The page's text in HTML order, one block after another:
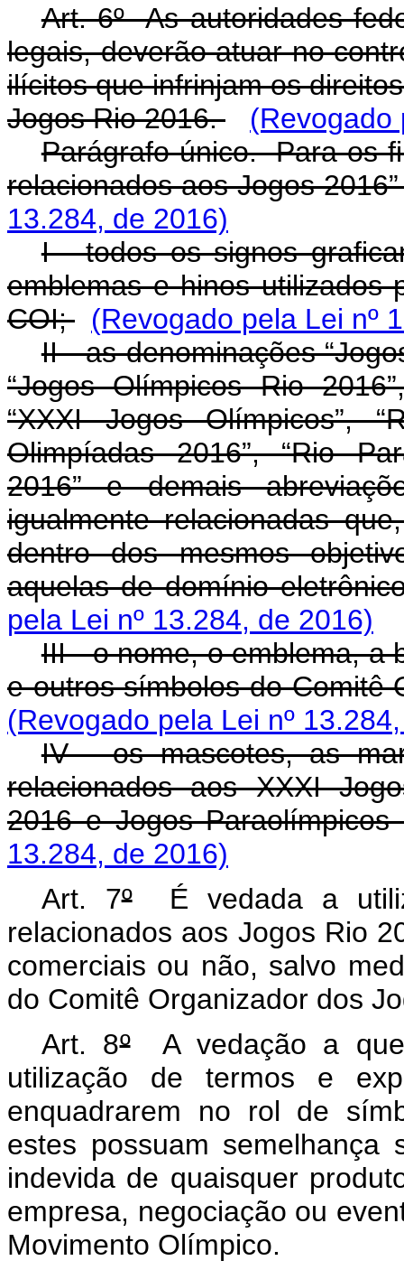
Art. 6º As autoridades
legais, deverão atuar no
ilícitos que infrinjam os
Jogos Rio 2016.
(Revogado
Parágrafo único. Para os
relacionados aos Jogos
13.284, de 2016)
I - todos os signos
emblemas e hinos utilizados
COI; (Revogado pela Lei nº
II - as denominações
“Jogos Olímpicos Rio
“XXXI Jogos Olímpicos”,
Olimpíadas 2016”, “Rio
2016” e demais
igualmente relacionadas
dentro dos mesmos
aquelas de domínio
pela Lei nº 13.284, de 2016)
III - o nome, o emblema, a
e outros símbolos do Comitê
(Revogado pela Lei nº
IV - os mascotes, as
relacionados aos XXXI
2016 e Jogos
13.284, de 2016)
Art. 7ºÉ vedada a
relacionados aos Jogos Rio
comerciais ou não, salvo
do Comitê Organizador dos
Art. 8ºA vedação a
utilização de termos e
enquadrarem no rol de
estes possuam semelhança
indevida de quaisquer
empresa, negociação ou
Movimento Olímpico.